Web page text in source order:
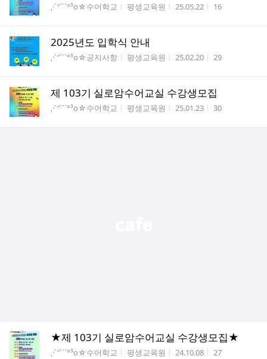
게시판명
,·´″```°³о☆수어학교 작성자
평생교육원 작성시간
25.05.22 조회수
16
2025년도 입학식 안내
게시판명
,·´″```°³о☆공지사항 작성자
평생교육원 작성시간
25.02.20 조회수
29
제 103기 실로암수어교실 수강생모집
게시판명
,·´″```°³о☆수어학교 작성자
평생교육원 작성시간
25.01.23 조회수
30
★제 103기 실로암수어교실 수강생모집★
게시판명
,·´″```°³о☆수어학교 작성자
평생교육원 작성시간
24.10.08 조회수
27